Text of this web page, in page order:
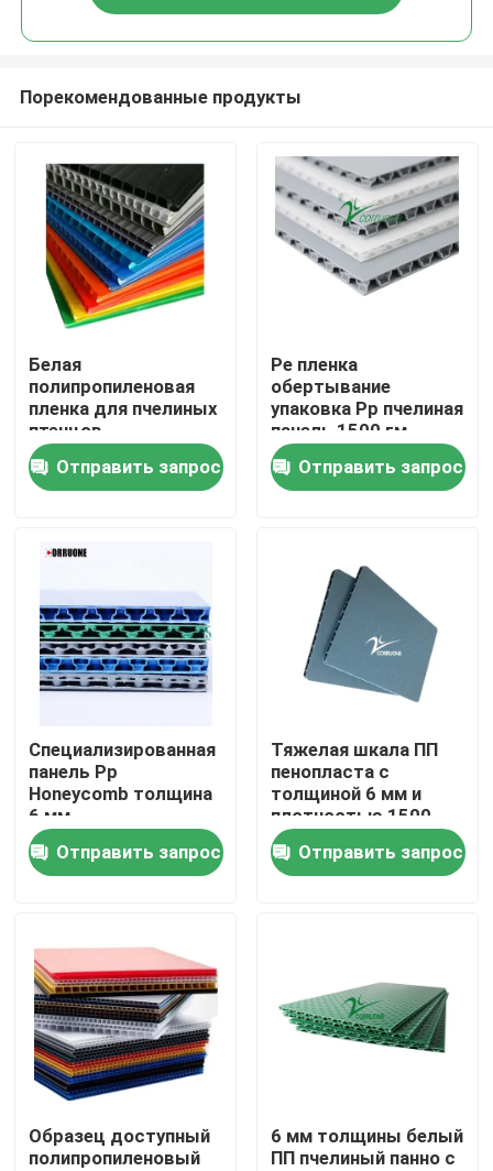
Продукты
Видеозаписи
О нас
Экскурсия по заводу
Контроль качества
Запросите цитату
Овощ гофрировал коробки
Коробки плода рифленые
Рифленый пластиковый предохранитель дерева
Порекомендованные продукты
Белая
полипропиленовая
пленка для пчелиных
птенцов
Отправить запрос
Pe пленка
обертывание
упаковка Pp пчелиная
панель 1500 гм
полипропиленовый
материал
Отправить запрос
Специализированная
панель Pp
Honeycomb толщина
6 мм
Отправить запрос
Тяжелая шкала ПП
пенопласта с
толщиной 6 мм и
плотностью 1500-
3500 гг
Отправить запрос
Образец доступный
полипропиленовый
6 мм толщины белый
ПП пчелиный панно с